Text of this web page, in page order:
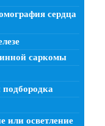
сердца
саркомы
или осветление